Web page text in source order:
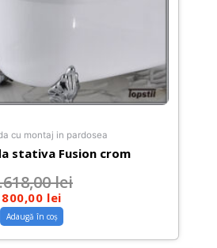
cu montaj in pardosea
stativa Fusion crom
lei
800,00 lei
Adaugă în coș